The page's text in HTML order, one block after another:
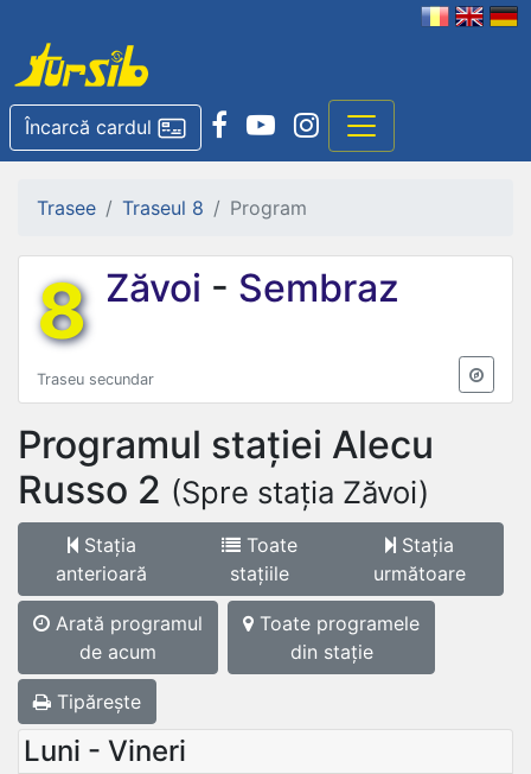
Încarcă cardul
Trasee Traseul 8 Program
8 Zăvoi - Sembraz
Traseu secundar
Programul stației Alecu
Russo 2 (Spre stația Zăvoi)
Stația
anterioară
Toate
stațiile
Stația
următoare
Arată programul
de acum
Toate programele
din stație
Tipărește
Luni - Vineri